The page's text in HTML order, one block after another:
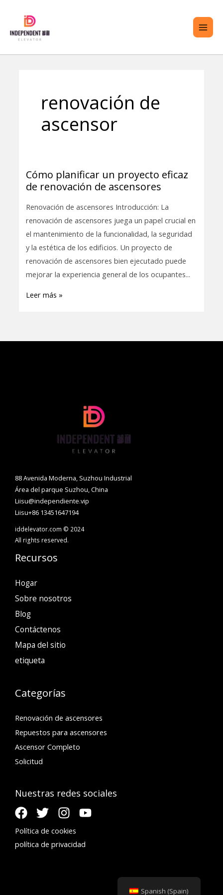
contenido
renovación de
ascensor
Cómo planificar un proyecto eficaz
de renovación de ascensores
Renovación de ascensores Introducción: La
renovación de ascensores juega un papel crucial en
el mantenimiento de la funcionalidad, la seguridad
y la estética de los edificios. Un proyecto de
renovación de ascensores bien ejecutado puede
mejorar la experiencia general de los ocupantes...
Cómo
planificar
renovación
ascensores
Leer más »
88 Avenida Moderna, Suzhou Industrial
Área del parque Suzhou, China
Liisu@independiente.vip
Liisu+86 13451647194
iddelevator.com © 2024
All rights reserved.
Recursos
Hogar
Sobre nosotros
Blog
Contáctenos
Mapa del sitio
etiqueta
Categorías
Renovación de ascensores
Repuestos para ascensores
Ascensor Completo
Solicitud
Nuestras redes sociales
Política de cookies
política de privacidad
Spanish (Spain)